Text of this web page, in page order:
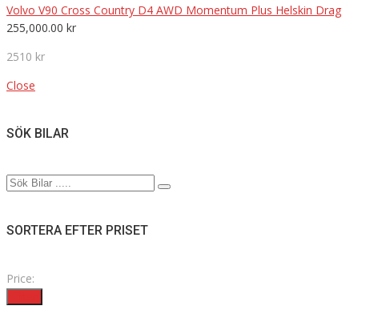
Volvo V90 Cross Country D4 AWD Momentum Plus Helskin Drag
255,000.00 kr
2510 kr
Close
SÖK BILAR
SORTERA EFTER PRISET
Price: